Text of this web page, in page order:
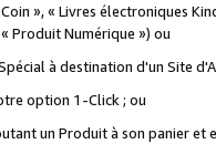
», « Livres électroniques
Produit Numérique ») ou
à destination d'un Site
option 1-Click ; ou
un Produit à son panier et